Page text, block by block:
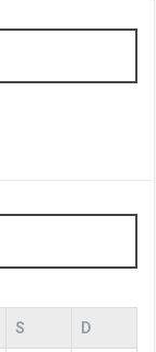
S D